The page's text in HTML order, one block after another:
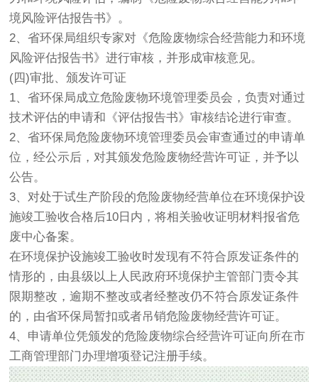
境风险评估报告书》。
2、省环保局组织专家对《危险废物综合经营能力和环境
风险评估报告书》进行审核，并形成审核意见。
(四)审批、颁发许可证
1、省环保局成立危险废物环境管理委员会，负责对通过
技术评估的申请和《评估报告书》审核结论进行审查。
2、省环保局危险废物环境管理委员会审查通过的申请单
位，经公示后，对其颁发危险废物经营许可证，并予以
公告。
3、对处于试生产阶段的危险废物经营单位在环境保护设
施竣工验收合格后10日内，将相关验收证明材料报省危
废中心备案。
在环境保护设施竣工验收时发现有不符合原发证条件的
情形的，由县级以上人民政府环境保护主管部门责令其
限期整改，逾期不整改或者经整改仍不符合原发证条件
的，由省环保局暂扣或者吊销危险废物经营许可证。
4、申请单位凭颁发的危险废物综合经营许可证向所在市
工商管理部门办理增项登记注册手续。